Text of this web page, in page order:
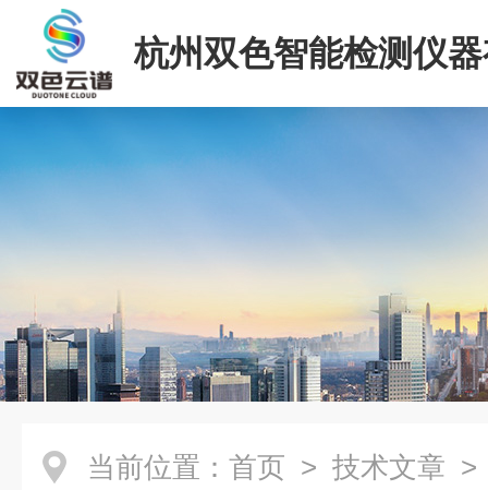
杭州双色智能检测仪
司
当前位置： 首页 > 技术文章 >